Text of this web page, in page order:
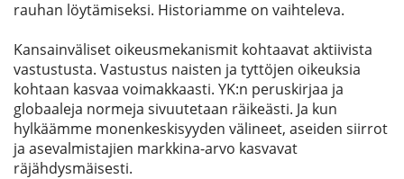
rauhan löytämiseksi. Historiamme on vaihteleva.
Kansainväliset oikeusmekanismit kohtaavat aktiivista
vastustusta. Vastustus naisten ja tyttöjen oikeuksia
kohtaan kasvaa voimakkaasti. YK:n peruskirjaa ja
globaaleja normeja sivuutetaan räikeästi. Ja kun
hylkäämme monenkeskisyyden välineet, aseiden siirrot
ja asevalmistajien markkina-arvo kasvavat
räjähdysmäisesti.